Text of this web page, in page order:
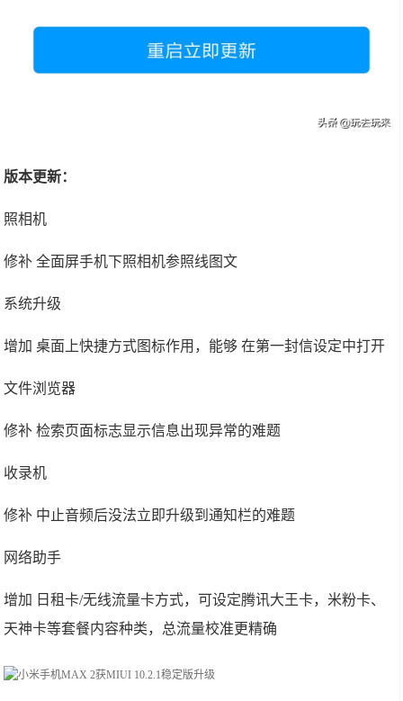
版本更新：
照相机
修补 全面屏手机下照相机参照线图文
系统升级
增加 桌面上快捷方式图标作用，能够 在第一封信设定中打开
文件浏览器
修补 检索页面标志显示信息出现异常的难题
收录机
修补 中止音频后没法立即升级到通知栏的难题
网络助手
增加 日租卡/无线流量卡方式，可设定腾讯大王卡，米粉卡、
天神卡等套餐内容种类，总流量校准更精确